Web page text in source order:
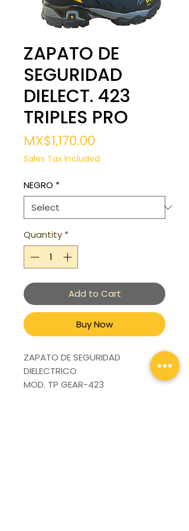
ZAPATO DE
SEGURIDAD
DIELECT. 423
TRIPLES PRO
MX$1,170.00
Sales Tax Included
NEGRO *
Quantity *
Add to Cart
Buy Now
ZAPATO DE SEGURIDAD
DIELECTRICO
MOD. TP GEAR-423